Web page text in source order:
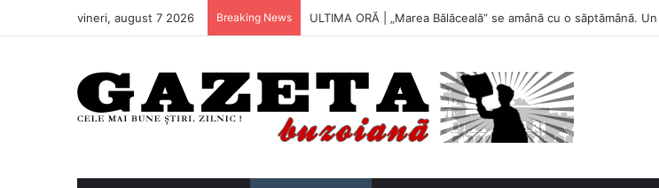
vineri, august 7 2026 Breaking News Metalul Buzău, primul meci acasă în noul sezon de Liga 2.